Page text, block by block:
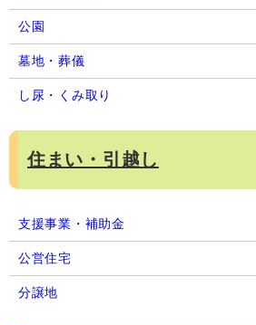
公園
墓地・葬儀
し尿・くみ取り
住まい・引越し
支援事業・補助金
公営住宅
分譲地